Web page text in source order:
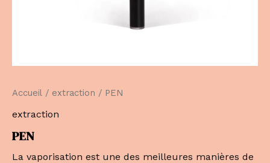
Accueil / extraction / PEN
extraction
PEN
La vaporisation est une des meilleures manières de